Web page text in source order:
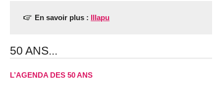
En savoir plus : Illapu
50 ANS...
L’AGENDA DES 50 ANS